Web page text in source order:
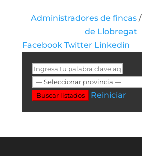
Administradores de fincas/
de Llobregat
Facebook Twitter Linkedin
Buscar listados Reiniciar